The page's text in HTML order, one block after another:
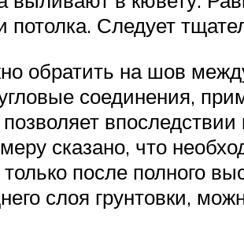
Следует
обратить на шов
соединения,
сказано, что
после полного
слоя грунтовки,